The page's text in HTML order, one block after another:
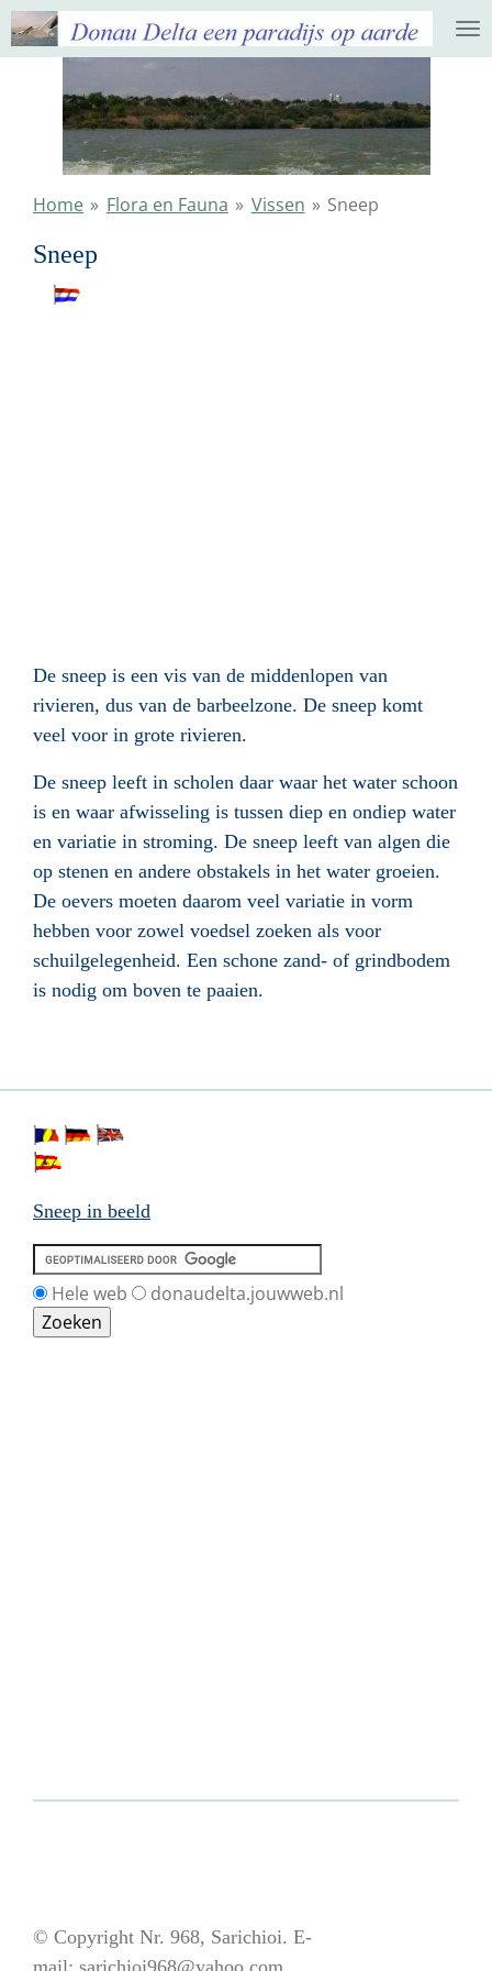
Ga
direct
hoofdinhoud
Home » Flora en Fauna » Vissen » Sneep
Sneep
De sneep is een vis van de middenlopen van
rivieren, dus van de barbeelzone. De sneep komt
veel voor in grote rivieren.
De sneep leeft in scholen daar waar het water schoon
is en waar afwisseling is tussen diep en ondiep water
en variatie in stroming. De sneep leeft van algen die
op stenen en andere obstakels in het water groeien.
De oevers moeten daarom veel variatie in vorm
hebben voor zowel voedsel zoeken als voor
schuilgelegenheid. Een schone zand- of grindbodem
is nodig om boven te paaien.
Sneep in beeld
Hele web donaudelta.jouwweb.nl
© Copyright Nr. 968, Sarichioi. E-